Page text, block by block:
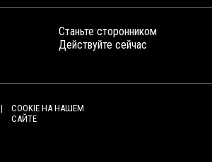
Станьте сторонником
Действуйте сейчас
COOKIE НА НАШЕМ
САЙТЕ